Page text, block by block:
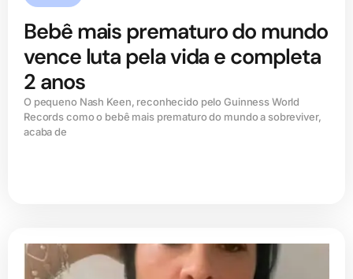
Bebê mais prematuro do mundo
vence luta pela vida e completa
2 anos
O pequeno Nash Keen, reconhecido pelo Guinness World
Records como o bebê mais prematuro do mundo a sobreviver,
acaba de